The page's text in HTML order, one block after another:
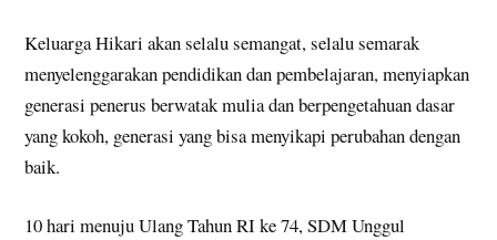
Keluarga Hikari akan selalu semangat, selalu semarak
menyelenggarakan pendidikan dan pembelajaran, menyiapkan
generasi penerus berwatak mulia dan berpengetahuan dasar
yang kokoh, generasi yang bisa menyikapi perubahan dengan
baik.
10 hari menuju Ulang Tahun RI ke 74, SDM Unggul